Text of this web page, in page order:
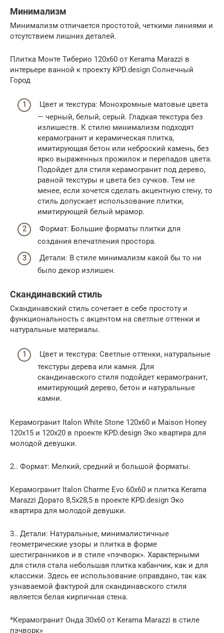
Минимализм
Минимализм отличается простотой, четкими линиями и
отсутствием лишних деталей.
Плитка Монте Тиберио 120х60 от Kerama Marazzi в
интерьере ванной к проекту KPD.design Солнечный
Город
Цвет и текстура: Монохромные матовые цвета
— черный, белый, серый. Гладкая текстура без
излишеств. К стилю минимализм подходят
керамогранит и керамическая плитка,
имитирующая бетон или неброский камень, без
ярко выраженных прожилок и перепадов цвета.
Подойдет для стиля керамогранит под дерево,
равной текстуры и цвета без сучков. Тем не
менее, если хочется сделать акцентную стену, то
стиль допускает использование плитки,
имитирующей белый мрамор.
Формат: Большие форматы плитки для
создания впечатления простора.
Детали: В стиле минимализм какой бы то ни
было декор излишен.
Скандинавский стиль
Скандинавский стиль сочетает в себе простоту и
функциональность с акцентом на светлые оттенки и
натуральные материалы.
Цвет и текстура: Светлые оттенки, натуральные
текстуры дерева или камня. Для
скандинавского стиля подойдет керамогранит,
имитирующий дерево, бетон и натуральные
камни.
Керамогранит Italon White Stone 120х60 и Maison Honey
120х15 и 120х20 в проекте KPD.design Эко квартира для
молодой девушки.
2.. Формат: Мелкий, средний и большой форматы.
Керамогранит Italon Charme Evo 60х60 и плитка Kerama
Marazzi Дорато 8,5х28,5 в проекте KPD.design Эко
квартира для молодой девушки.
3.. Детали: Натуральные, минималистичные
геометрические узоры и плитка в форме
шестигранников и в стиле «пэчворк». Характерными
для стиля стала небольшая плитка кабанчик, как и для
классики. Здесь ее использование оправдано, так как
узнаваемой фактурой для скандинавского стиля
является белая кирпичная стена.
*Керамогранит Онда 30х60 от Kerama Marazzi в стиле
пэчворк»